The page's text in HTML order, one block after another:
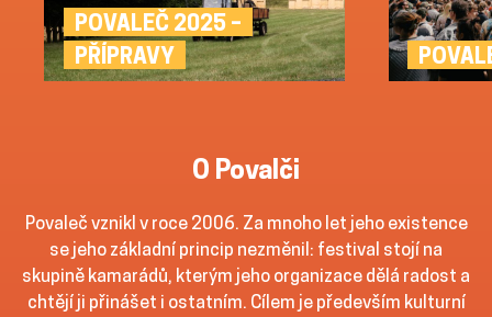
POVALEČ 2025 –
PŘÍPRAVY
O Povalči
Povaleč vznikl v roce 2006. Za mnoho let jeho existence
se jeho základní princip nezměnil: festival stojí na
skupině kamarádů, kterým jeho organizace dělá radost a
chtějí ji přinášet i ostatním. Cílem je především kulturní